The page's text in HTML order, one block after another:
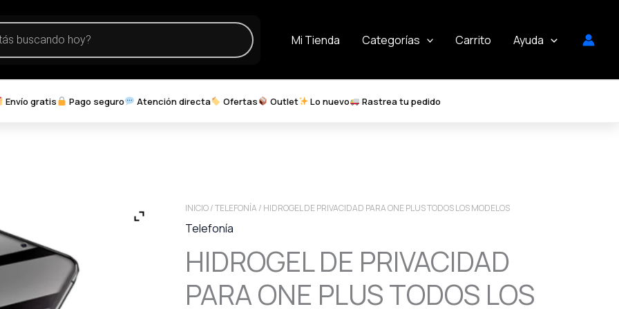
Mi Tienda Categorías Carrito Ayuda
Envío gratis Pago seguro Atención directa Ofertas Outlet Lo nuevo Rastrea tu pedido
INICIO/TELEFONÍA / HIDROGEL DE PRIVACIDAD PARA ONE PLUS TODOS LOS MODELOS
Telefonía
HIDROGEL DE PRIVACIDAD
PARA ONE PLUS TODOS LOS